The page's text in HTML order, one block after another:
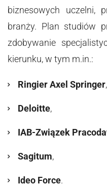
biznesowych uczelni,
branży. Plan studiów
zdobywanie
kierunku, w tym m.in.:
Ringier Axel Springer,
Deloitte,
IAB-Związek
Sagitum,
Ideo Force.